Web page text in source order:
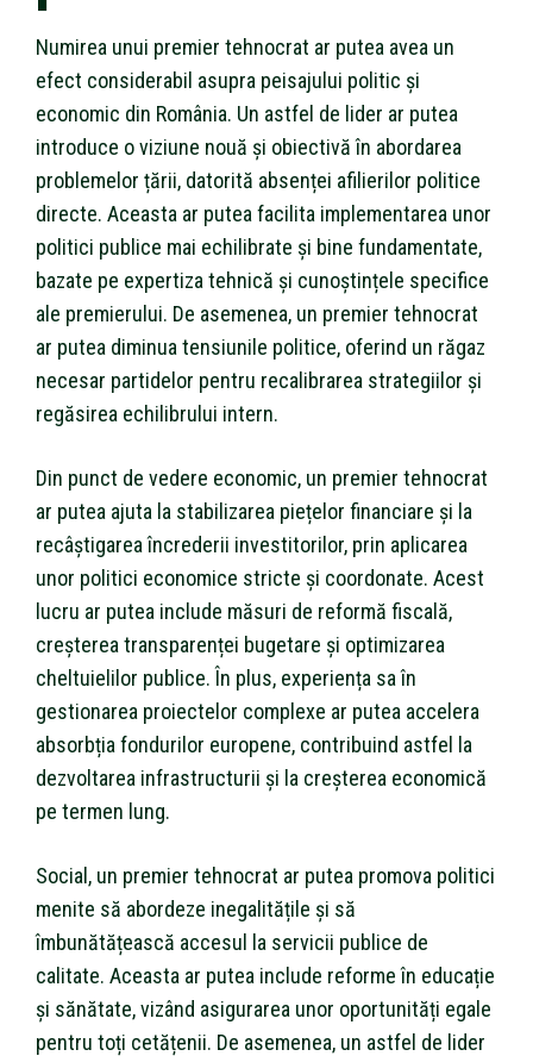
Numirea unui premier tehnocrat ar putea avea un
efect considerabil asupra peisajului politic și
economic din România. Un astfel de lider ar putea
introduce o viziune nouă și obiectivă în abordarea
problemelor țării, datorită absenței afilierilor politice
directe. Aceasta ar putea facilita implementarea unor
politici publice mai echilibrate și bine fundamentate,
bazate pe expertiza tehnică și cunoștințele specifice
ale premierului. De asemenea, un premier tehnocrat
ar putea diminua tensiunile politice, oferind un răgaz
necesar partidelor pentru recalibrarea strategiilor și
regăsirea echilibrului intern.
Din punct de vedere economic, un premier tehnocrat
ar putea ajuta la stabilizarea piețelor financiare și la
recâștigarea încrederii investitorilor, prin aplicarea
unor politici economice stricte și coordonate. Acest
lucru ar putea include măsuri de reformă fiscală,
creșterea transparenței bugetare și optimizarea
cheltuielilor publice. În plus, experiența sa în
gestionarea proiectelor complexe ar putea accelera
absorbția fondurilor europene, contribuind astfel la
dezvoltarea infrastructurii și la creșterea economică
pe termen lung.
Social, un premier tehnocrat ar putea promova politici
menite să abordeze inegalitățile și să
îmbunătățească accesul la servicii publice de
calitate. Aceasta ar putea include reforme în educație
și sănătate, vizând asigurarea unor oportunități egale
pentru toți cetățenii. De asemenea, un astfel de lider